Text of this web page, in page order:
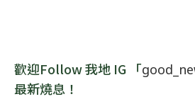
歡迎Follow 我地 IG 「
最新燒息！